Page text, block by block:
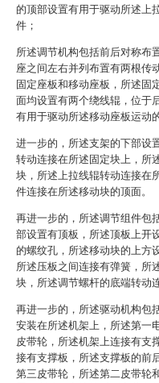
的顶部设置有用于驱动所述上
件；
所述调节机构包括前后对称布
座之间左右并列布置有两根传
固定座板和移动座板，所述固
面均设置有两个绕线辊，位于
有用于驱动所述移动座板运动
进一步的，所述支架的下部设
转动连接在所述固定块上，所
块，所述上拉线辊转动连接在
件连接在所述移动块的顶面。
再进一步的，所述调节组件包
部设置有顶板，所述顶板上开
的螺纹孔，所述移动块的上方
所述压板之间连接有弹簧，所
块，所述调节螺杆的底端转动
再进一步的，所述驱动机构包
安装在所述机架上，所述第一
皮带轮，所述机架上连接有支
接有支撑板，所述支撑板的前
第三皮带轮，所述第二皮带轮